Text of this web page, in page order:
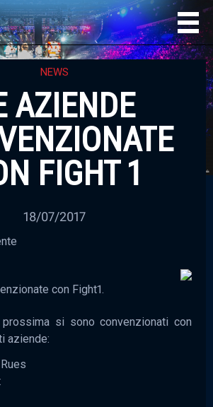
NEWS
AZIENDE
FIGHT 1
18/07/2017
con Fight1.
si sono convenzionati con
aziende: